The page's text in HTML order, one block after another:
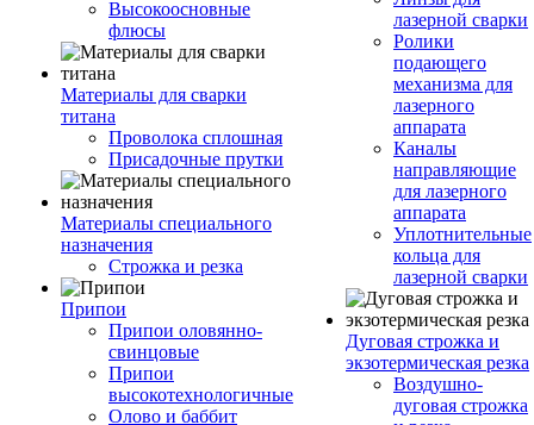
Высокоосновные
флюсы
Материалы для сварки
титана
Проволока сплошная
Присадочные прутки
Материалы специального
назначения
Строжка и резка
Припои
Припои оловянно-
свинцовые
Припои
высокотехнологичные
Олово и баббит
лазерной сварки
Ролики
подающего
механизма для
лазерного
аппарата
Каналы
направляющие
для лазерного
аппарата
Уплотнительные
кольца для
лазерной сварки
Дуговая строжка и
экзотермическая резка
Воздушно-
дуговая строжка